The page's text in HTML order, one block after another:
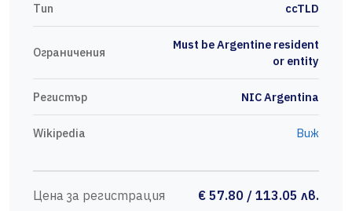
Тип ccTLD
Ограничения
Must be Argentine resident
or entity
Регистър NIC Argentina
Wikipedia Виж
Цена за регистрация
€ 57.80 / 113.05 лв.